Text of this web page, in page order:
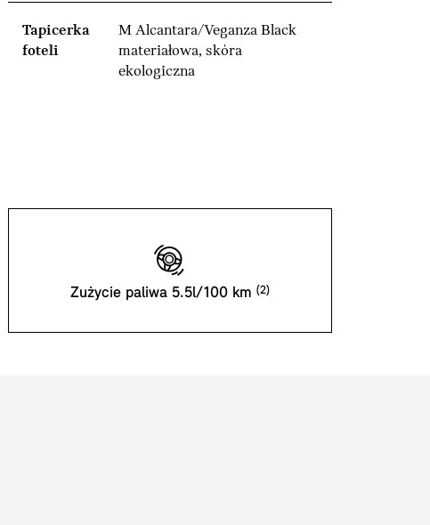
Tapicerka
foteli
M Alcantara/Veganza Black
materiałowa, skóra
ekologiczna
Zużycie paliwa 5.5l/100 km